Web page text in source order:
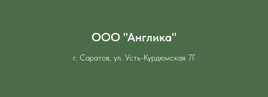
ООО "Англика"
г. Саратов, ул. Усть-Курдюмская 7Г